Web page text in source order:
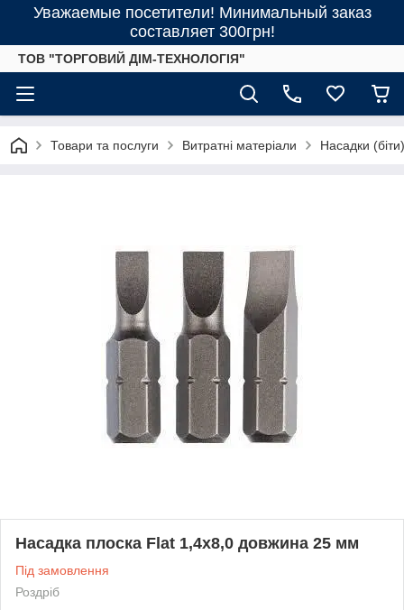
Уважаемые посетители! Минимальный заказ
составляет 300грн!
ТОВ "ТОРГОВИЙ ДІМ-ТЕХНОЛОГІЯ"
Товари та послуги Витратні матеріали Насадки
Насадка плоска Flat 1,4х8,0 довжина 25 мм
Під замовлення
Роздріб